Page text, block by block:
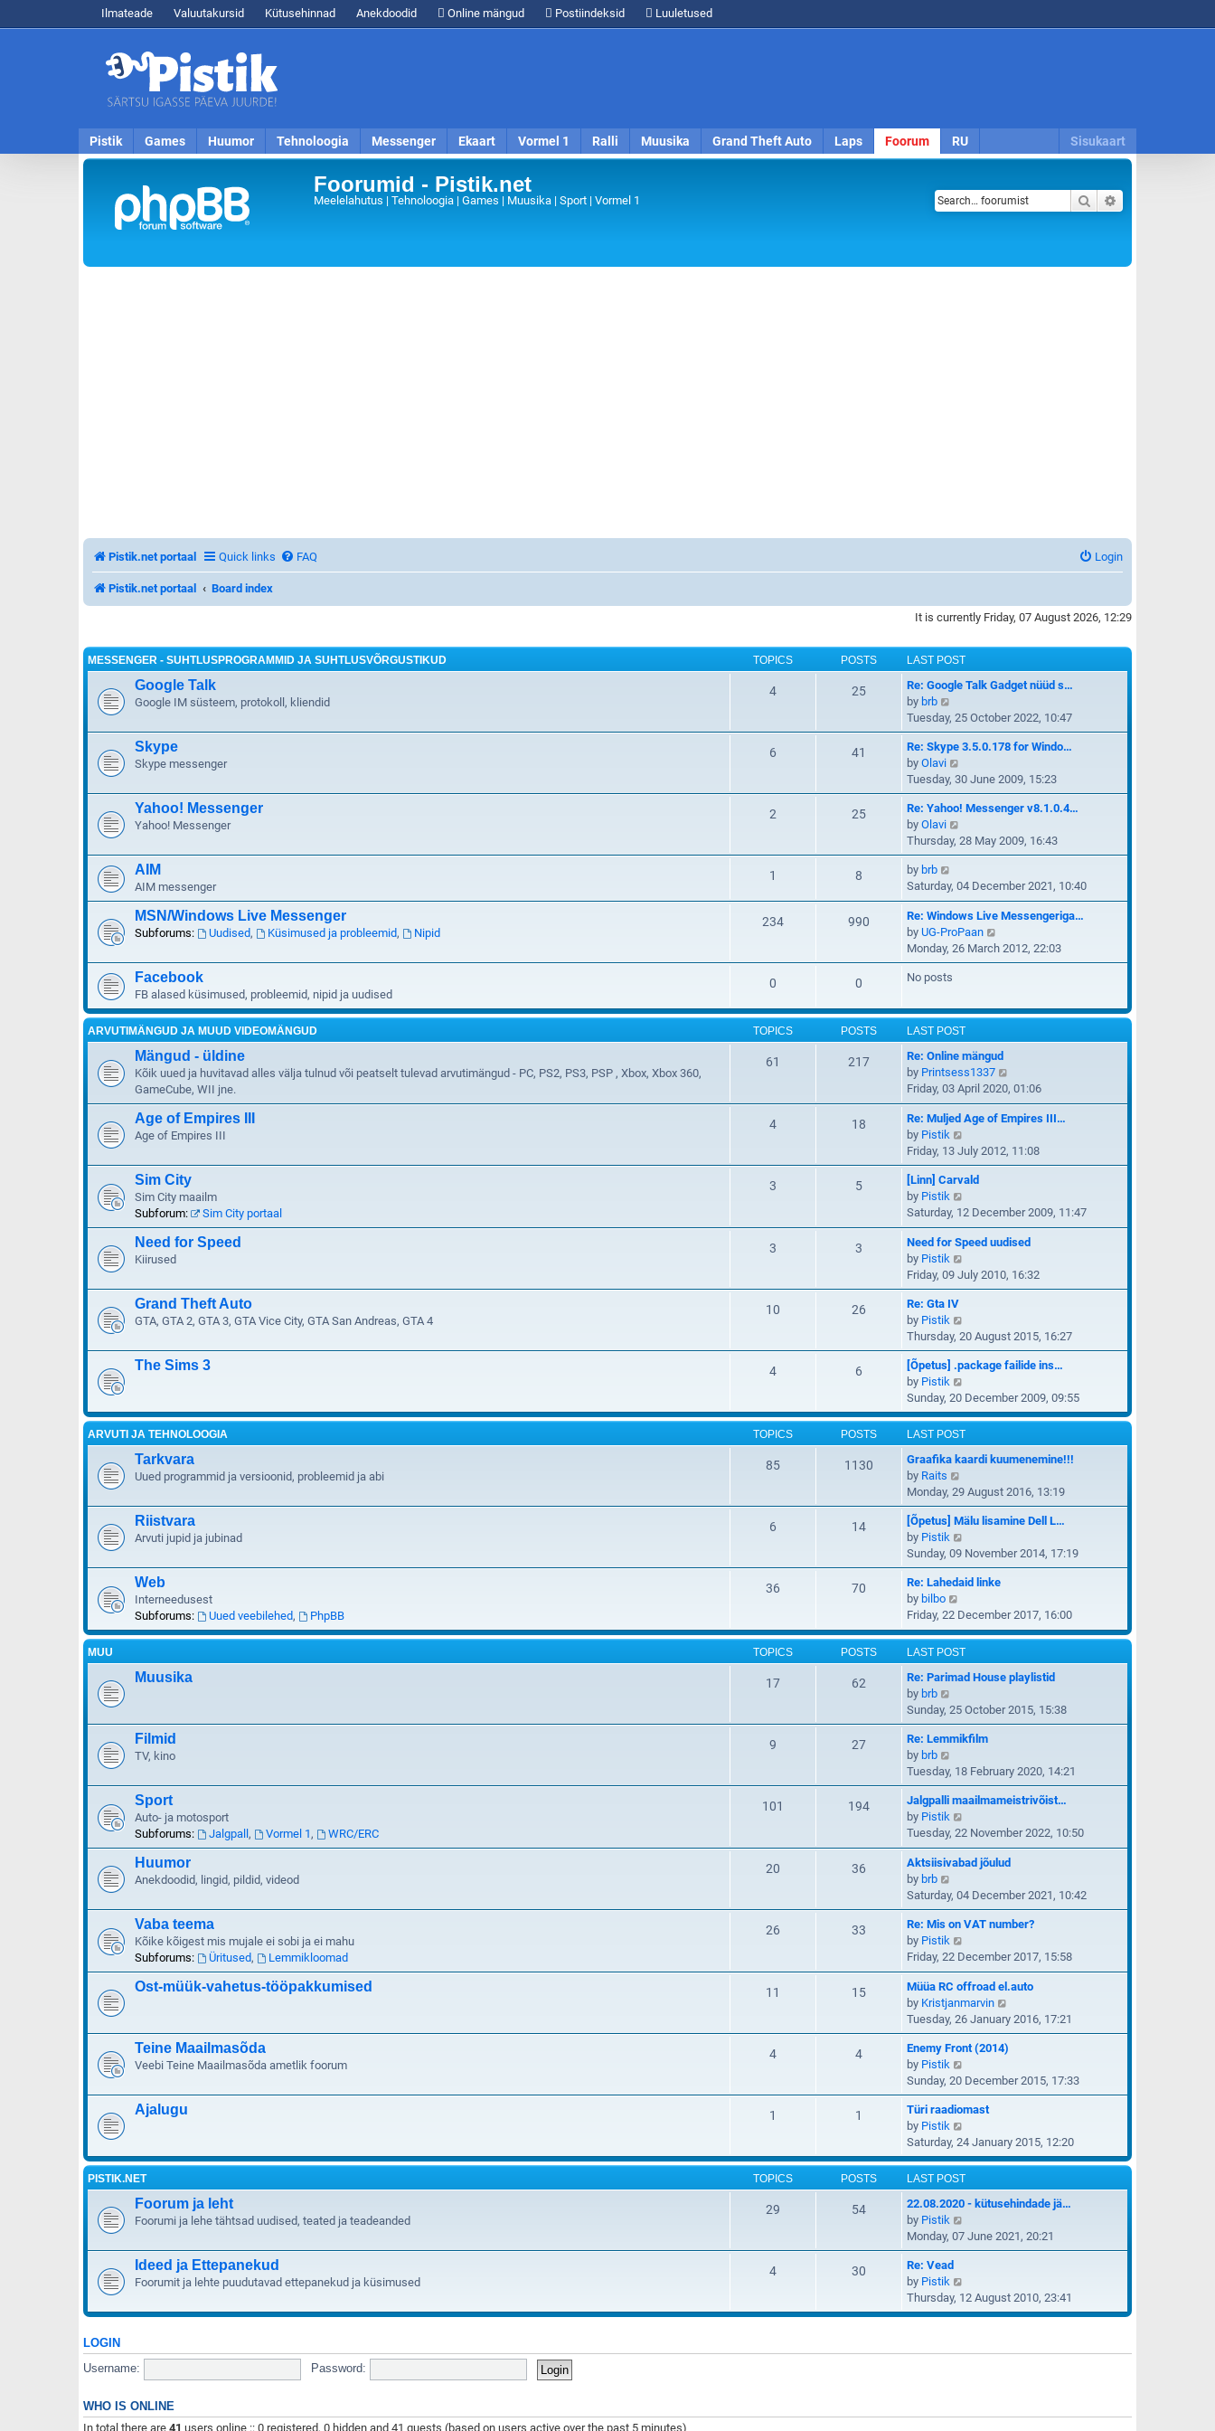
Ilmateade Valuutakursid Kütusehinnad Anekdoodid Online mängud Postiindeksid Luuletused
Pistik Games Huumor Tehnoloogia Messenger Ekaart Vormel 1 Ralli Muusika Grand Theft Auto Laps Foorum RU Sisukaart
Foorumid - Pistik.net
Meelelahutus | Tehnoloogia | Games | Muusika | Sport | Vormel 1 Search
Pistik.net portaal Quick links FAQ Login
Pistik.net portaal Board index
It is currently Friday, 07 August 2026, 12:29
MESSENGER - SUHTLUSPROGRAMMID JA SUHTLUSVÕRGUSTIKUD TOPICS POSTS LAST POST
Google Talk
Google IM süsteem, protokoll, kliendid
4 25
Re: Google Talk Gadget nüüd s…
by brb
i
e
w
t
h
e
l
a
t
t
p
o
s
t
Tuesday, 25 October 2022, 10:47
Skype
Skype messenger
6 41
Re: Skype 3.5.0.178 for Windo…
by Olavi
i
e
w
h
e
a
e
s
s
t
Tuesday, 30 June 2009, 15:23
Yahoo! Messenger
Yahoo! Messenger
2 25
Re: Yahoo! Messenger v8.1.0.4…
by Olavi
i
e
t
h
e
l
a
t
p
o
s
t
Thursday, 28 May 2009, 16:43
AIM
AIM messenger
1 8 by brb
i
e
w
t
h
e
l
t
e
t
p
o
s
t
Saturday, 04 December 2021, 10:40
MSN/Windows Live Messenger
Subforums: Uudised, Küsimused ja probleemid, Nipid
234 990
Re: Windows Live Messengeriga…
by UG-ProPaan
i
e
h
l
a
t
e
s
o
Monday, 26 March 2012, 22:03
Facebook
FB alased küsimused, probleemid, nipid ja uudised
0 0 No posts
ARVUTIMÄNGUD JA MUUD VIDEOMÄNGUD TOPICS POSTS LAST POST
Mängud - üldine
Kõik uued ja huvitavad alles välja tulnud või peatselt tulevad arvutimängud - PC, PS2, PS3, PSP , Xbox, Xbox 360,
GameCube, WII jne.
61 217
Re: Online mängud
by Printsess1337
i
e
w
h
e
t
e
s
p
t
Friday, 03 April 2020, 01:06
Age of Empires III
Age of Empires III
4 18
Re: Muljed Age of Empires III…
by Pistik
i
e
w
h
e
l
t
t
o
t
Friday, 13 July 2012, 11:08
Sim City
Sim City maailm
Subforum:
Sim City portaal
3 5
[Linn] Carvald
by Pistik
i
e
w
h
e
t
t
o
s
t
Saturday, 12 December 2009, 11:47
Need for Speed
Kiirused
3 3
Need for Speed uudised
by Pistik
i
e
h
e
l
t
e
s
o
t
Friday, 09 July 2010, 16:32
Grand Theft Auto
GTA, GTA 2, GTA 3, GTA Vice City, GTA San Andreas, GTA 4
10 26
Re: Gta IV
by Pistik
i
e
w
h
e
l
a
t
s
t
o
t
Thursday, 20 August 2015, 16:27
The Sims 3 4 6
[Õpetus] .package failide ins…
by Pistik
i
e
w
t
h
l
a
t
s
t
o
t
Sunday, 20 December 2009, 09:55
ARVUTI JA TEHNOLOOGIA TOPICS POSTS LAST POST
Tarkvara
Uued programmid ja versioonid, probleemid ja abi
85 1130
Graafika kaardi kuumenemine!!!
by Raits
i
e
w
t
h
e
l
t
e
s
o
t
Monday, 29 August 2016, 13:19
Riistvara
Arvuti jupid ja jubinad
6 14
[Õpetus] Mälu lisamine Dell L…
by Pistik
i
e
w
h
e
l
a
t
s
t
o
t
Sunday, 09 November 2014, 17:19
Web
Interneedusest
Subforums:
Uued veebilehed, PhpBB
36 70
Re: Lahedaid linke
by bilbo
i
e
w
t
h
l
a
t
s
o
t
Friday, 22 December 2017, 16:00
MUU TOPICS POSTS LAST POST
Muusika 17 62
Re: Parimad House playlistid
by brb
i
e
w
h
e
l
a
t
p
o
s
t
Sunday, 25 October 2015, 15:38
Filmid
TV, kino
9 27
Re: Lemmikfilm
by brb
i
e
w
t
h
e
l
t
t
o
s
Tuesday, 18 February 2020, 14:21
Sport
Auto- ja motosport
Subforums:
Jalgpall , Vormel 1, WRC/ERC
101 194
Jalgpalli maailmameistrivõist…
by Pistik
i
e
w
h
e
l
t
e
s
t
p
o
t
Tuesday, 22 November 2022, 10:50
Huumor
Anekdoodid, lingid, pildid, videod
20 36
Aktsiisivabad jõulud
by brb
i
e
w
t
h
e
l
a
t
e
t
o
s
t
Saturday, 04 December 2021, 10:42
Vaba teema
Kõike kõigest mis mujale ei sobi ja ei mahu
Subforums:
Üritused, Lemmikloomad
26 33
Re: Mis on VAT number?
by Pistik
i
e
w
t
h
e
l
t
t
o
s
t
Friday, 22 December 2017, 15:58
Ost-müük-vahetus-tööpakkumised 11 15
Müüa RC offroad el.auto
by Kristjanmarvin
i
e
w
h
e
t
e
t
o
Tuesday, 26 January 2016, 17:21
Teine Maailmasõda
Veebi Teine Maailmasõda ametlik foorum
4 4
Enemy Front (2014)
by Pistik
i
e
w
h
e
l
a
t
s
o
Sunday, 20 December 2015, 17:33
Ajalugu 1 1
Türi raadiomast
by Pistik
i
e
w
t
h
l
a
s
t
o
Saturday, 24 January 2015, 12:20
PISTIK.NET TOPICS POSTS LAST POST
Foorum ja leht
Foorumi ja lehe tähtsad uudised, teated ja teadeanded
29 54
22.08.2020 - kütusehindade jä…
by Pistik
i
e
h
e
t
Monday, 07 June 2021, 20:21
Ideed ja Ettepanekud
Foorumit ja lehte puudutavad ettepanekud ja küsimused
4 30
Re: Vead
by Pistik
i
e
Thursday, 12 August 2010, 23:41
LOGIN
Username: Password:
WHO IS ONLINE
In total there are 41 users online :: 0 registered, 0 hidden and 41 guests (based on users active over the past 5 minutes)